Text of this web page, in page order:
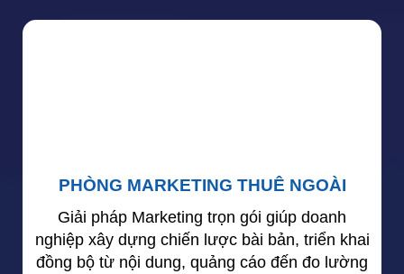
PHÒNG MARKETING THUÊ NGOÀI
Giải pháp Marketing trọn gói giúp doanh
nghiệp xây dựng chiến lược bài bản, triển khai
đồng bộ từ nội dung, quảng cáo đến đo lường